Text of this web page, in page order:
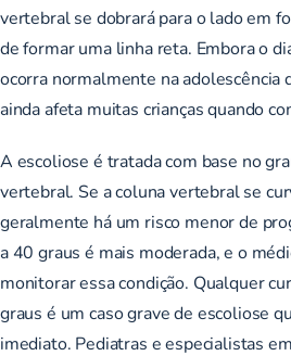
vertebral se dobrará para o lado em
de formar uma linha reta. Embora o
ocorra normalmente na adolescência
ainda afeta muitas crianças quando
A escoliose é tratada com base no
vertebral. Se a coluna vertebral se
geralmente há um risco menor de
a 40 graus é mais moderada, e o
monitorar essa condição. Qualquer
graus é um caso grave de escoliose
imediato. Pediatras e especialistas